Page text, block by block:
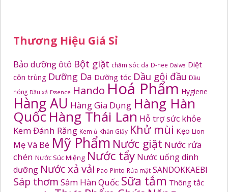
Thương Hiệu Giá Sỉ
Bảo dưỡng ôtô Bột giặt chăm sóc da D-nee Daiwa Diệt
côn trùng Dưỡng Da Dưỡng tóc Dầu gội đầu Dầu
nóng Dầu xả Essence Hando Hoá Phẩm Hygiene
Hàng AU Hàng Gia Dụng Hàng Hàn
Quốc Hàng Thái Lan Hỗ trợ sức khỏe
Kem Đánh Răng Kem ủ Khăn Giấy Khử mùi Kẹo Lion
Mẹ Và Bé Mỹ Phẩm Nước giặt Nước rửa
chén Nước Súc Miệng Nước tẩy Nước uống dinh
dưỡng Nước xả vải Pao Pinto Rửa mặt SANDOKKAEBI
Sáp thơm Sâm Hàn Quốc Sữa tắm Thông tắc